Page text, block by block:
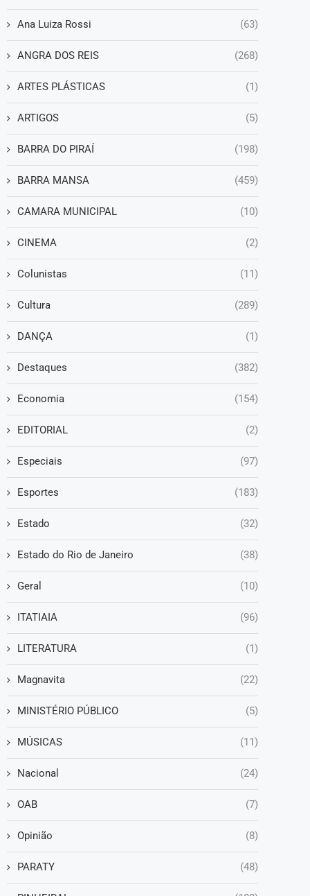
Ana Luiza Rossi (63)
ANGRA DOS REIS (268)
ARTES PLÁSTICAS (1)
ARTIGOS (5)
BARRA DO PIRAÍ (198)
BARRA MANSA (459)
CAMARA MUNICIPAL (10)
CINEMA (2)
Colunistas (11)
Cultura (289)
DANÇA (1)
Destaques (382)
Economia (154)
EDITORIAL (2)
Especiais (97)
Esportes (183)
Estado (32)
Estado do Rio de Janeiro (38)
Geral (10)
ITATIAIA (96)
LITERATURA (1)
Magnavita (22)
MINISTÉRIO PÚBLICO (5)
MÚSICAS (11)
Nacional (24)
OAB (7)
Opinião (8)
PARATY (48)